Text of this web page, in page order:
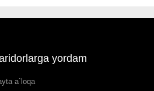
yordam
a`loqa